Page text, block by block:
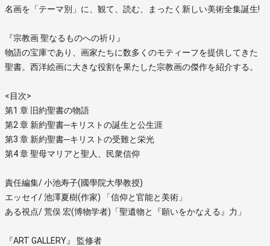
名画を「テーマ別」に、観て、読む、まったく新しい美術全集誕生!
『宗教画 聖なるものへの祈り』
物語の宝庫であり、画家たちに数多くのモティーフを提供してきた
聖書。西洋絵画に大きな役割を果たした宗教画の傑作を紹介する。
<目次>
第1 章 旧約聖書の物語
第2 章 新約聖書─キリストの誕生と公生涯
第3 章 新約聖書─キリストの受難と栄光
第4 章 聖母マリアと聖人、民衆信仰
責任編集/ 小池寿子(國學院大學教授)
エッセイ/ 池澤夏樹(作家) 「信仰と官能と美術」
ある視点/ 荒俣 宏(博物学者)「聖遺物と『願いをかなえる』力」
『ART GALLERY』 監修者